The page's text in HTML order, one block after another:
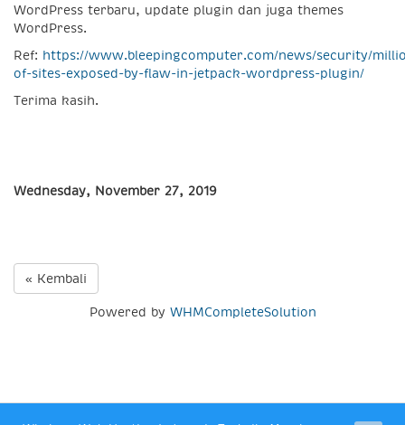
WordPress terbaru, update plugin dan juga themes
WordPress.
Ref: https://www.bleepingcomputer.com/news/security/
of-sites-exposed-by-flaw-in-jetpack-wordpress-plugin/
Terima kasih.
Wednesday, November 27, 2019
« Kembali
Powered by WHMCompleteSolution